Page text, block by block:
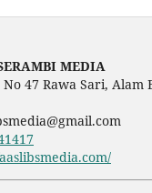
MEDIA
47 Rawa Sari, Alam